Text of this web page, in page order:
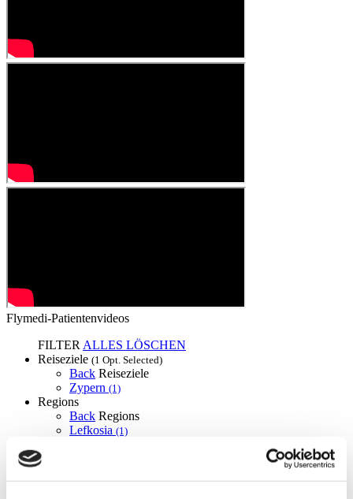
Flymedi-Patientenvideos
FILTER ALLES LÖSCHEN
Reiseziele (1 Opt. Selected)
Back Reiseziele
Zypern (1)
Regions
Back Regions
Lefkosia (1)
Flymedi
TÜRSAB – Transaktionen auf flymedi.com werden von